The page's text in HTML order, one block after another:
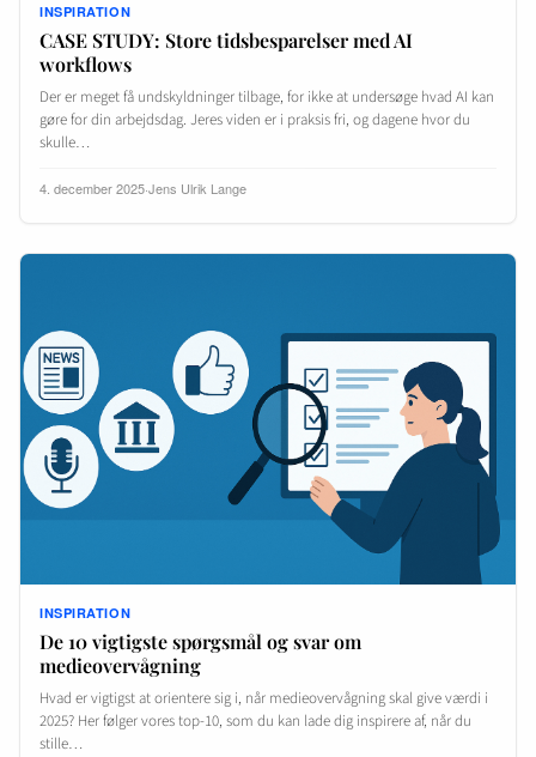
INSPIRATION
CASE STUDY: Store tidsbesparelser med AI
workflows
Der er meget få undskyldninger tilbage, for ikke at undersøge hvad AI kan
gøre for din arbejdsdag. Jeres viden er i praksis fri, og dagene hvor du
skulle…
4. december 2025·Jens Ulrik Lange
INSPIRATION
De 10 vigtigste spørgsmål og svar om
medieovervågning
Hvad er vigtigst at orientere sig i, når medieovervågning skal give værdi i
2025? Her følger vores top-10, som du kan lade dig inspirere af, når du
stille…